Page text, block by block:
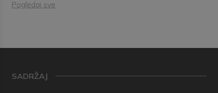
Pogledaj sve
SADRŽAJ